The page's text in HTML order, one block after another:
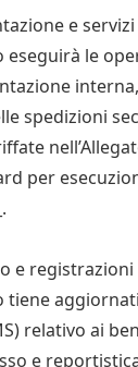
e
eseguirà le
spedizioni
per
e registrazioni
tiene
relativo ai
e